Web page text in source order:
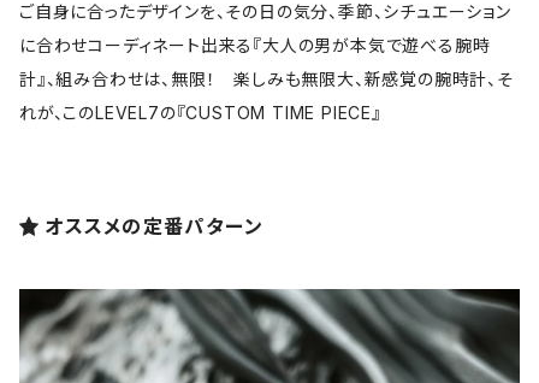
ご自身に合ったデザインを、その日の気分、季節、シチュエーション
に合わせコーディネート出来る『大人の男が本気で遊べる腕時
計』、組み合わせは、無限！ 楽しみも無限大、新感覚の腕時計、そ
れが、このLEVEL7の『CUSTOM TIME PIECE』
オススメの定番パターン